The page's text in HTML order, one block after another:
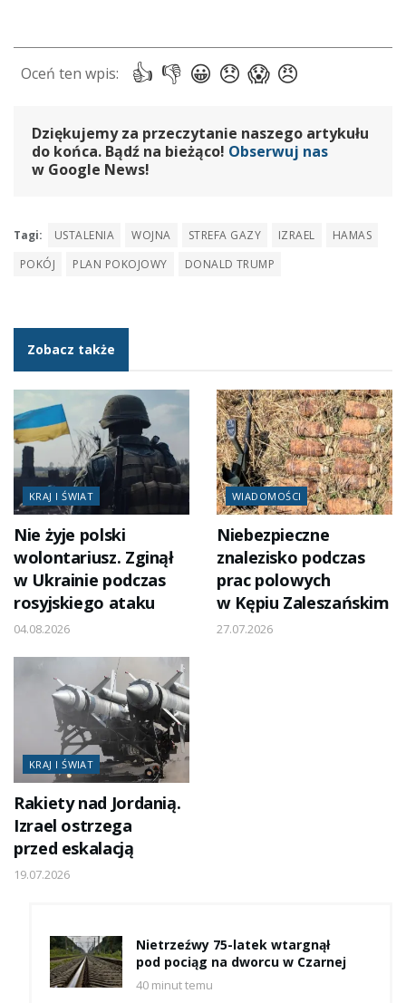
Dziękujemy za przeczytanie naszego artykułu
do końca. Bądź na bieżąco! Obserwuj nas
w Google News!
Tagi: USTALENIA WOJNA STREFA GAZY IZRAEL
HAMAS
POKÓJ
PLAN POKOJOWY DONALD TRUMP
Zobacz także
KRAJ I ŚWIAT
Nie żyje polski
wolontariusz. Zginął
w Ukrainie podczas
rosyjskiego ataku
04.08.2026
WIADOMOŚCI
Niebezpieczne
znalezisko podczas
prac polowych
w Kępiu Zaleszańskim
27.07.2026
KRAJ I ŚWIAT
Rakiety nad Jordanią.
Izrael ostrzega
przed eskalacją
19.07.2026
Nietrzeźwy 75-latek wtargnął
pod pociąg na dworcu w Czarnej
40 minut temu